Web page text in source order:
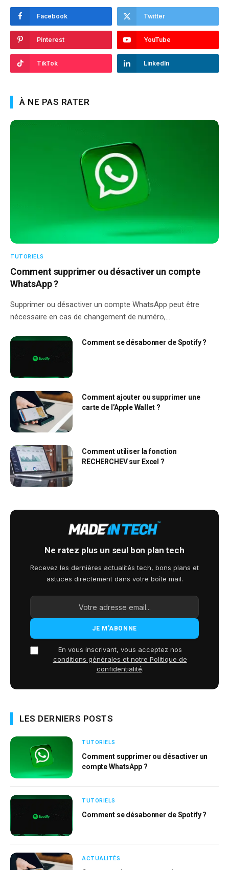
Facebook Twitter
Pinterest YouTube
TikTok LinkedIn
À NE PAS RATER
TUTORIELS
Comment supprimer ou désactiver un compte
WhatsApp ?
Supprimer ou désactiver un compte WhatsApp peut être
nécessaire en cas de changement de numéro,…
Comment se désabonner de Spotify ?
Comment ajouter ou supprimer une
carte de l’Apple Wallet ?
Comment utiliser la fonction
RECHERCHEV sur Excel ?
Ne ratez plus un seul bon plan tech
Recevez les dernières actualités tech, bons plans et
astuces directement dans votre boîte mail.
En vous inscrivant, vous acceptez nos
conditions générales et notre Politique de
confidentialité.
LES DERNIERS POSTS
TUTORIELS
Comment supprimer ou désactiver un
compte WhatsApp ?
TUTORIELS
Comment se désabonner de Spotify ?
ACTUALITÉS